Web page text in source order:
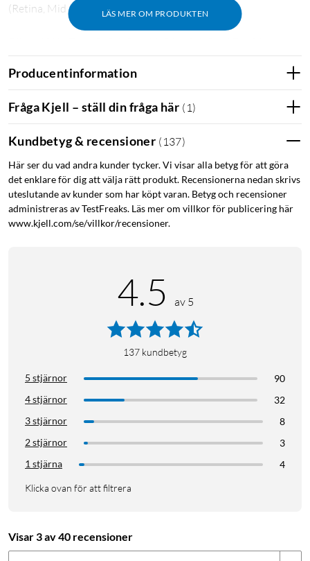
LÄS MER OM PRODUKTEN
(Retina, Mid 2015) A1398
19V=3.15A; 20V=3A Output USB A: 5V=2.4A
Effekt 90 W: Type C: 5V=3A; 9V=3A; 12V=3A; 15V=3A;
19V=4.35A; 20V=4.35A Output USB A: 5V=2.4A
Producentinformation
Fråga Kjell – ställ din fråga här ( 1 )
Kundbetyg & recensioner ( 137)
Här ser du vad andra kunder tycker. Vi visar alla betyg för att göra
det enklare för dig att välja rätt produkt. Recensionerna nedan skrivs
uteslutande av kunder som har köpt varan. Betyg och recensioner
administreras av TestFreaks. Läs mer om villkor för publicering här
www.kjell.com/se/villkor/recensioner.
4.5 av 5
137 kundbetyg
5 stjärnor
90
4 stjärnor
32
3 stjärnor
8
2 stjärnor
3
1 stjärna
4
Klicka ovan för att filtrera
Visar 3 av 40 recensioner